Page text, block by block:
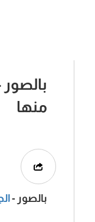
منها
بالصور -